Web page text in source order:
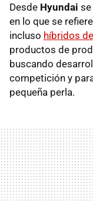
Desde Hyundai
en lo que se
incluso híbridos
productos de
buscando
competición y
pequeña perla.